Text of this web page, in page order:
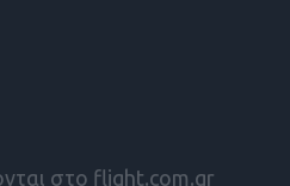
στο flight.com.gr